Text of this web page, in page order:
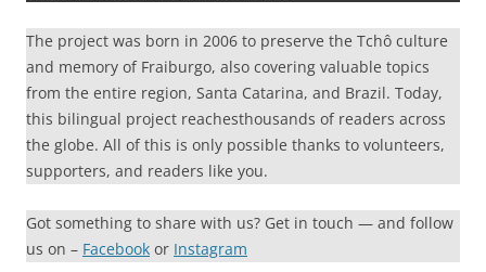
The project was born in 2006 to preserve the Tchô culture
and memory of Fraiburgo, also covering valuable topics
from the entire region, Santa Catarina, and Brazil. Today,
this bilingual project reachesthousands of readers across
the globe. All of this is only possible thanks to volunteers,
supporters, and readers like you.
Got something to share with us? Get in touch — and follow
us on – Facebook or Instagram